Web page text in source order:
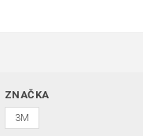
ZNAČKA
3M